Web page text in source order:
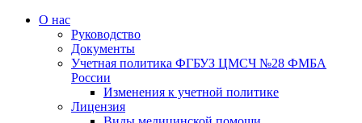
О нас
Руководство
Документы
Учетная политика ФГБУЗ ЦМСЧ №28 ФМБА
России
Изменения к учетной политике
Лицензия